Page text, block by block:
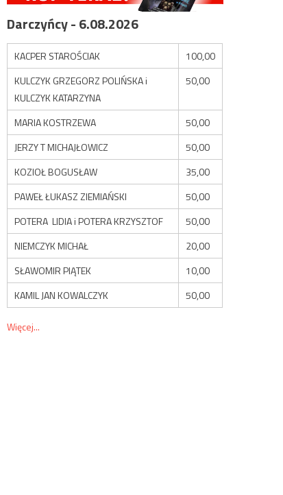
Darczyńcy - 6.08.2026
KACPER STAROŚCIAK
100,00
KULCZYK GRZEGORZ POLIŃSKA i
KULCZYK KATARZYNA
50,00
MARIA KOSTRZEWA
50,00
JERZY T MICHAJŁOWICZ
50,00
KOZIOŁ BOGUSŁAW
35,00
PAWEŁ ŁUKASZ ZIEMIAŃSKI
50,00
POTERA LIDIA i POTERA KRZYSZTOF
50,00
NIEMCZYK MICHAŁ
20,00
SŁAWOMIR PIĄTEK
10,00
KAMIL JAN KOWALCZYK
50,00
Więcej...